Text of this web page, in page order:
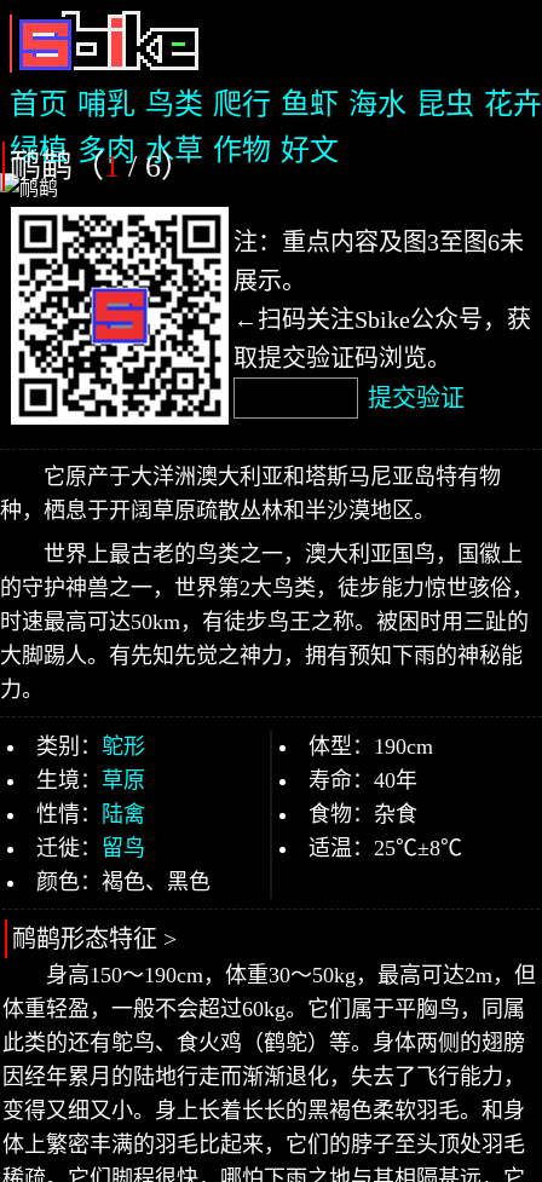
首页 哺乳 鸟类 爬行 鱼虾 海水 昆虫 花卉
绿植 多肉 水草 作物 好文
鸸鹋（1/ 6）
注：重点内容及图3至图6未
展示。
←扫码关注Sbike公众号，获
取提交验证码浏览。
提交验证
它原产于大洋洲澳大利亚和塔斯马尼亚岛特有物
种，栖息于开阔草原疏散丛林和半沙漠地区。
世界上最古老的鸟类之一，澳大利亚国鸟，国徽上
的守护神兽之一，世界第2大鸟类，徒步能力惊世骇俗，
时速最高可达50km，有徒步鸟王之称。被困时用三趾的
大脚踢人。有先知先觉之神力，拥有预知下雨的神秘能
力。
类别： 鸵形
生境： 草原
性情：
陆禽
迁徙： 留鸟
颜色：褐色、黑色
体型：190cm
寿命：40年
食物：杂食
适温：25℃±8℃
鸸鹋形态特征 >
身高150～190cm，体重30～50kg，最高可达2m，但
体重轻盈，一般不会超过60kg。它们属于平胸鸟，同属
此类的还有鸵鸟、食火鸡（鹤鸵）等。身体两侧的翅膀
因经年累月的陆地行走而渐渐退化，失去了飞行能力，
变得又细又小。身上长着长长的黑褐色柔软羽毛。和身
体上繁密丰满的羽毛比起来，它们的脖子至头顶处羽毛